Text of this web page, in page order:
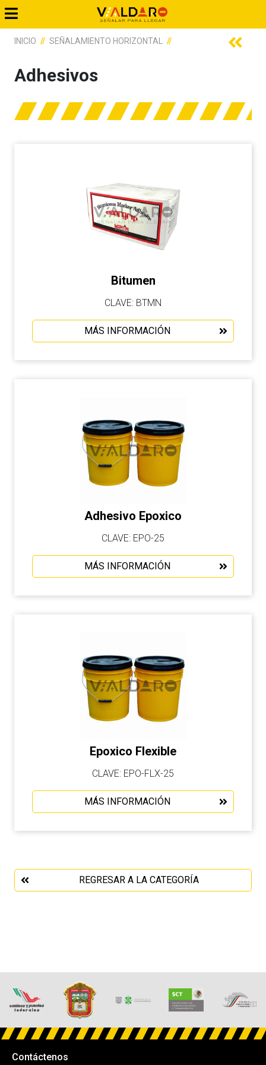
INICIO SEÑALAMIENTO HORIZONTAL
Adhesivos
Bitumen
CLAVE: BTMN
MÁS INFORMACIÓN
Adhesivo Epoxico
CLAVE: EPO-25
MÁS INFORMACIÓN
Epoxico Flexible
CLAVE: EPO-FLX-25
MÁS INFORMACIÓN
REGRESAR A LA CATEGORÍA
Contáctenos